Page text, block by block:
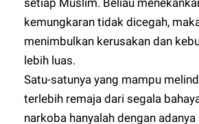
setiap Muslim. Beliau
kemungkaran tidak dicegah,
menimbulkan kerusakan dan
lebih luas.
Satu-satunya yang mampu
terlebih remaja dari segala
narkoba hanyalah dengan